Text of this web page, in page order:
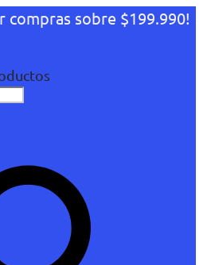
compras sobre $199.990!